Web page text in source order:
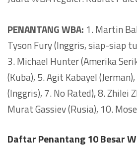
PENANTANG WBA: 1. Martin
Tyson Fury (Inggris, siap-siap
3. Michael Hunter (Amerika
(Kuba), 5. Agit Kabayel
(Inggris), 7. No Rated), 8. Zhilei
Murat Gassiev (Rusia), 10.
Daftar Penantang 10 Besar